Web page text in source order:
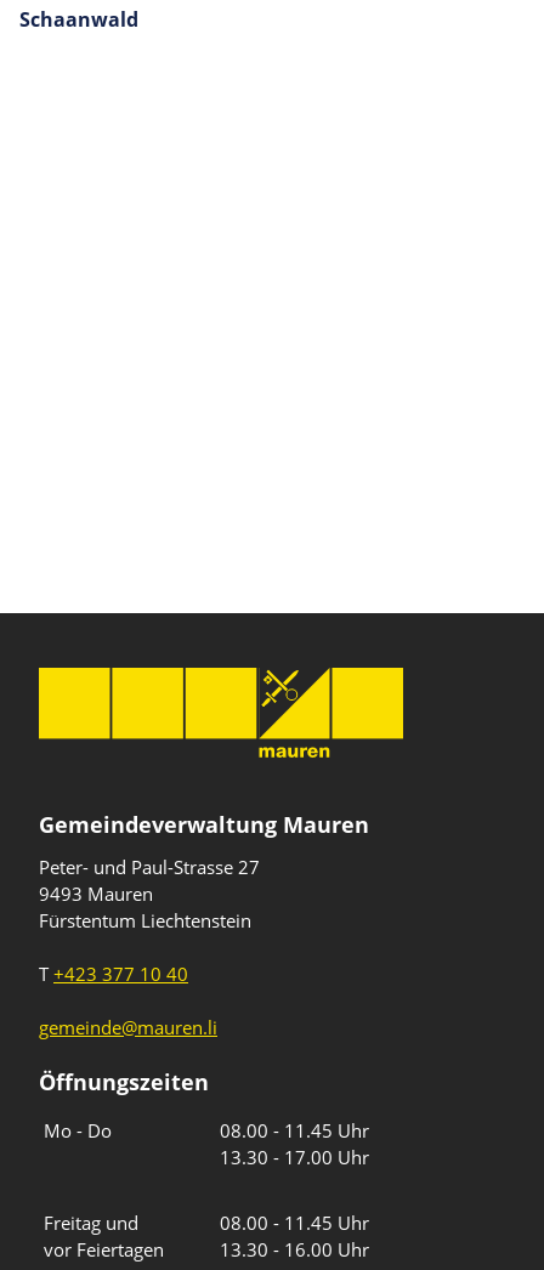
Schaanwald
Gemeindeverwaltung Mauren
Peter- und Paul-Strasse 27
9493 Mauren
Fürstentum Liechtenstein
T+423 377 10 40
gemeinde@mauren.li
Öffnungszeiten
Mo - Do
08.00 - 11.45 Uhr
13.30 - 17.00 Uhr
Freitag und
vor Feiertagen
08.00 - 11.45 Uhr
13.30 - 16.00 Uhr